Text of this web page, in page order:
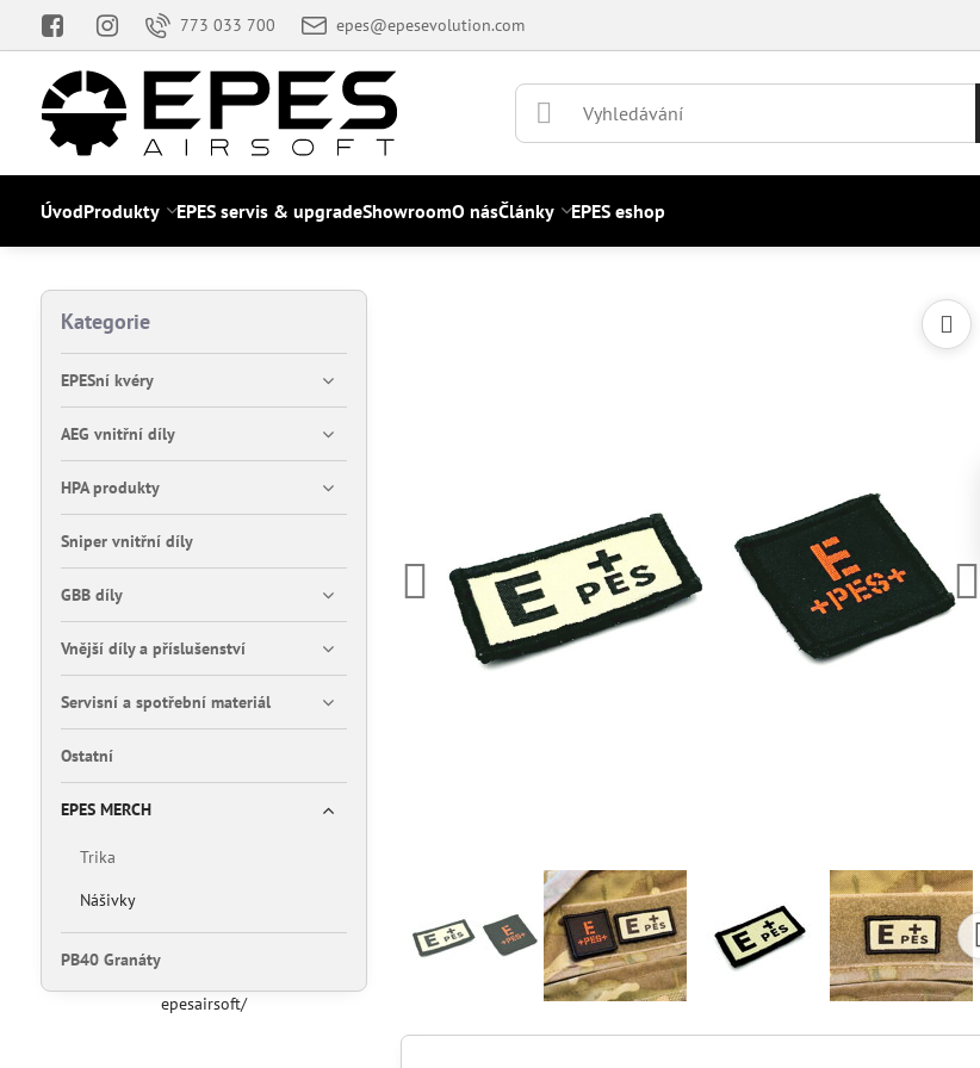
773 033 700 epes@epesevolution.com
ÚvodProdukty EPES servis & upgradeShowroomO násČlánky EPES eshop
Kategorie
EPESní kvéry
AEG vnitřní díly
HPA produkty
Sniper vnitřní díly
GBB díly
Vnější díly a příslušenství
Servisní a spotřební materiál
Ostatní
EPES MERCH
Trika
Nášivky
PB40 Granáty
epesairsoft/